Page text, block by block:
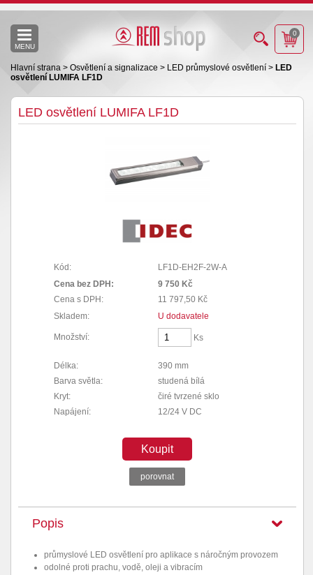
MENU
0
Hlavní strana > Osvětlení a signalizace > LED průmyslové osvětlení > LED
osvětlení LUMIFA LF1D
LED osvětlení LUMIFA LF1D
Kód:
LF1D-EH2F-2W-A
Cena bez DPH:
9 750 Kč
Cena s DPH:
11 797,50 Kč
Skladem:
U dodavatele
Množství: Ks
Délka:
390 mm
Barva světla:
studená bílá
Kryt:
čiré tvrzené sklo
Napájení:
12/24 V DC
Koupit
porovnat
Popis
průmyslové LED osvětlení pro aplikace s náročným provozem
odolné proti prachu, vodě, oleji a vibracím